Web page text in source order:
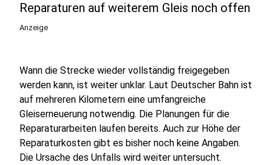
Reparaturen auf weiterem Gleis noch offen
Anzeige
Wann die Strecke wieder vollständig freigegeben
werden kann, ist weiter unklar. Laut Deutscher Bahn ist
auf mehreren Kilometern eine umfangreiche
Gleiserneuerung notwendig. Die Planungen für die
Reparaturarbeiten laufen bereits. Auch zur Höhe der
Reparaturkosten gibt es bisher noch keine Angaben.
Die Ursache des Unfalls wird weiter untersucht.